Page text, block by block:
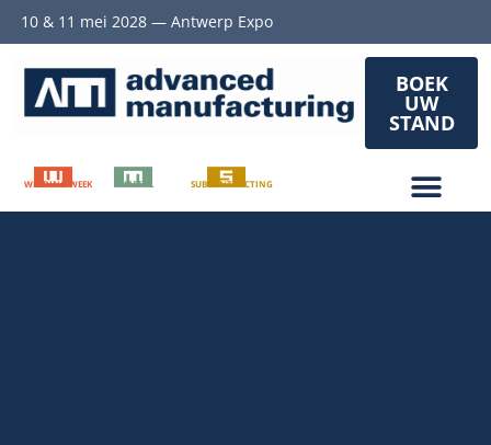
10 & 11 mei 2028 — Antwerp Expo
BOEK
UW
STAND
WELDING WEEK METAL SUBCONTRACTING